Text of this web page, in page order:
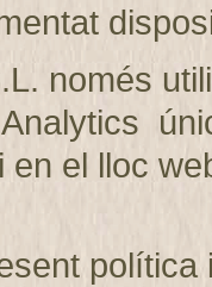
només
en el lloc